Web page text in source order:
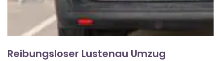
Reibungsloser Lustenau Umzug